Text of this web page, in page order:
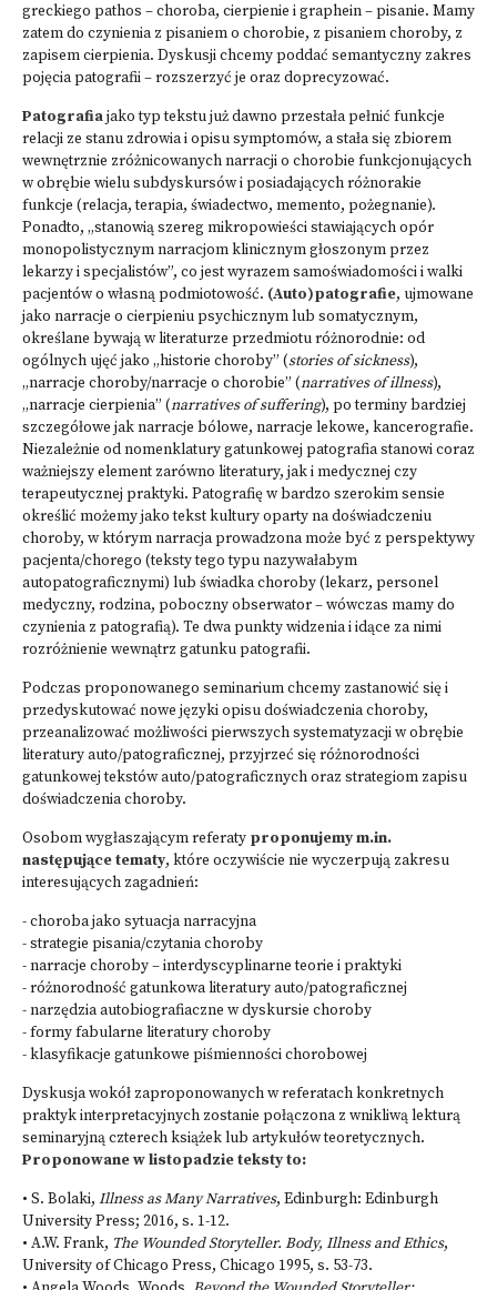
greckiego pathos – choroba, cierpienie i graphein – pisanie. Mamy
zatem do czynienia z pisaniem o chorobie, z pisaniem choroby, z
zapisem cierpienia. Dyskusji chcemy poddać semantyczny zakres
pojęcia patografii – rozszerzyć je oraz doprecyzować.
Patografiajako typ tekstu już dawno przestała pełnić funkcje
relacji ze stanu zdrowia i opisu symptomów, a stała się zbiorem
wewnętrznie zróżnicowanych narracji o chorobie funkcjonujących
w obrębie wielu subdyskursów i posiadających różnorakie
funkcje (relacja, terapia, świadectwo, memento, pożegnanie).
Ponadto, „stanowią szereg mikropowieści stawiających opór
monopolistycznym narracjom klinicznym głoszonym przez
lekarzy i specjalistów”, co jest wyrazem samoświadomości i walki
pacjentów o własną podmiotowość. (Auto)patografie, ujmowane
jako narracje o cierpieniu psychicznym lub somatycznym,
określane bywają w literaturze przedmiotu różnorodnie: od
ogólnych ujęć jako „historie choroby” (stories of sickness),
„narracje choroby/narracje o chorobie” (narratives of illness),
„narracje cierpienia” (narratives of suffering), po terminy bardziej
szczegółowe jak narracje bólowe, narracje lekowe, kancerografie.
Niezależnie od nomenklatury gatunkowej patografia stanowi coraz
ważniejszy element zarówno literatury, jak i medycznej czy
terapeutycznej praktyki. Patografię w bardzo szerokim sensie
określić możemy jako tekst kultury oparty na doświadczeniu
choroby, w którym narracja prowadzona może być z perspektywy
pacjenta/chorego (teksty tego typu nazywałabym
autopatograficznymi) lub świadka choroby (lekarz, personel
medyczny, rodzina, poboczny obserwator – wówczas mamy do
czynienia z patografią). Te dwa punkty widzenia i idące za nimi
rozróżnienie wewnątrz gatunku patografii.
Podczas proponowanego seminarium chcemy zastanowić się i
przedyskutować nowe języki opisu doświadczenia choroby,
przeanalizować możliwości pierwszych systematyzacji w obrębie
literatury auto/patograficznej, przyjrzeć się różnorodności
gatunkowej tekstów auto/patograficznych oraz strategiom zapisu
doświadczenia choroby.
Osobom wygłaszającym referaty proponujemy m.in.
następujące tematy, które oczywiście nie wyczerpują zakresu
interesujących zagadnień:
- choroba jako sytuacja narracyjna
- strategie pisania/czytania choroby
- narracje choroby – interdyscyplinarne teorie i praktyki
- różnorodność gatunkowa literatury auto/patograficznej
- narzędzia autobiografiaczne w dyskursie choroby
- formy fabularne literatury choroby
- klasyfikacje gatunkowe piśmienności chorobowej
Dyskusja wokół zaproponowanych w referatach konkretnych
praktyk interpretacyjnych zostanie połączona z wnikliwą lekturą
seminaryjną czterech książek lub artykułów teoretycznych.
Proponowane w listopadzie teksty to:
• S. Bolaki, Illness as Many Narratives, Edinburgh: Edinburgh
University Press; 2016, s. 1-12.
• A.W. Frank, The Wounded Storyteller. Body, Illness and Ethics,
University of Chicago Press, Chicago 1995, s. 53-73.